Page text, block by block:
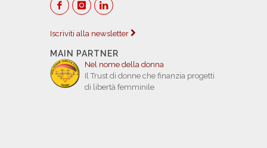
Iscriviti alla newsletter
MAIN PARTNER
Nel nome della donna
Il Trust di donne che finanzia progetti
di libertà femminile